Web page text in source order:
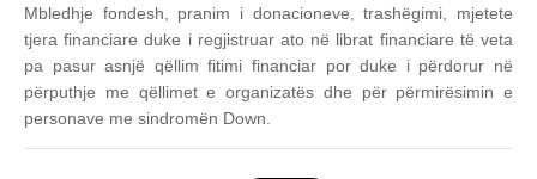
Mbledhje fondesh, pranim i donacioneve, trashëgimi, mjetete
tjera financiare duke i regjistruar ato në librat financiare të veta
pa pasur asnjë qëllim fitimi financiar por duke i përdorur në
përputhje me qëllimet e organizatës dhe për përmirësimin e
personave me sindromën Down.